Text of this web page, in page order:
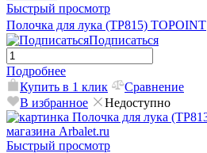
Быстрый просмотр
Полочка для лука (TP815) TOPOINT
Подписаться
Подробнее
Купить в 1 клик
Сравнение
В избранное
Недоступно
Быстрый просмотр